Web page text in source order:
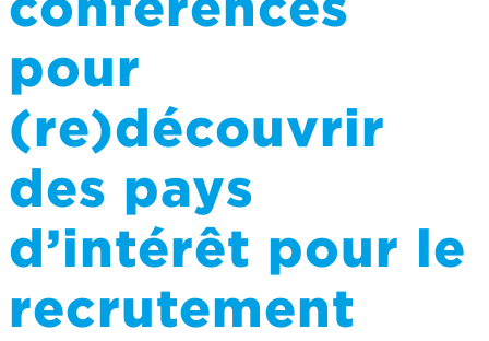
pour
(re)découvrir
des pays
d’intérêt pour le
recrutement